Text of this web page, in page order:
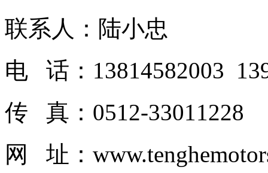
联系人：陆小忠
电 话：13814582003
传 真：0512-33011228
网 址：